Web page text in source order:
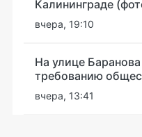
Калининграде
вчера, 19:10
На улице
требованию
вчера, 13:41